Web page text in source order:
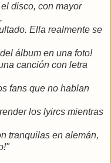
disco, con mayor
Ella realmente se
álbum en una foto!
canción con letra
fans que no hablan
los lyircs mientras
tranquilas en alemán,